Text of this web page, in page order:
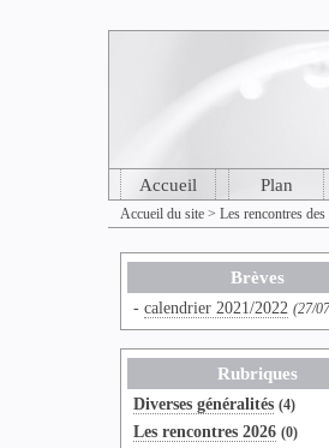
Accueil Plan
Accueil du site > Les rencontres des
Brèves
- calendrier 2021/2022 (27/
Rubriques
Diverses généralités (4)
Les rencontres 2026 (0)